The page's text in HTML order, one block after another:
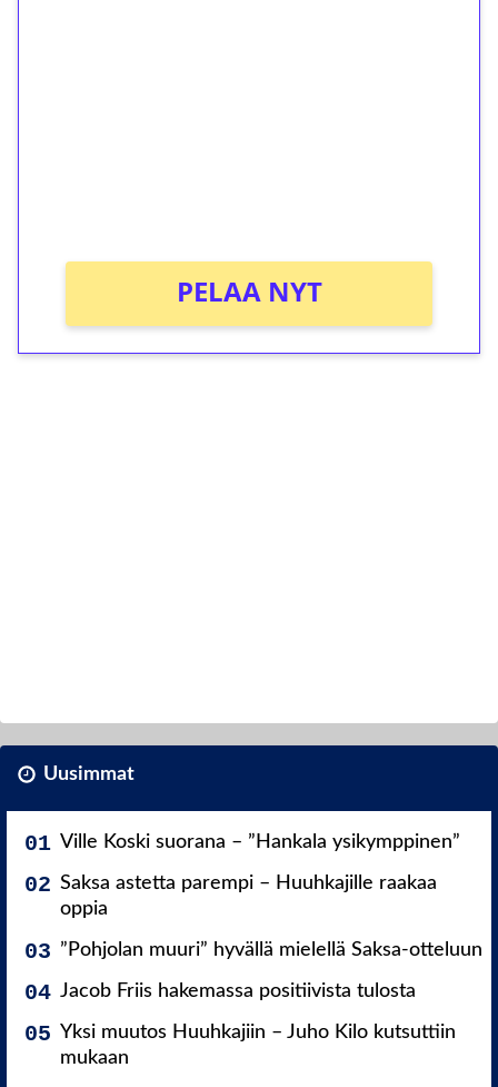
PELAA NYT
Uusimmat
Ville Koski suorana – ”Hankala ysikymppinen”
Saksa astetta parempi – Huuhkajille raakaa
oppia
”Pohjolan muuri” hyvällä mielellä Saksa-otteluun
Jacob Friis hakemassa positiivista tulosta
Yksi muutos Huuhkajiin – Juho Kilo kutsuttiin
mukaan